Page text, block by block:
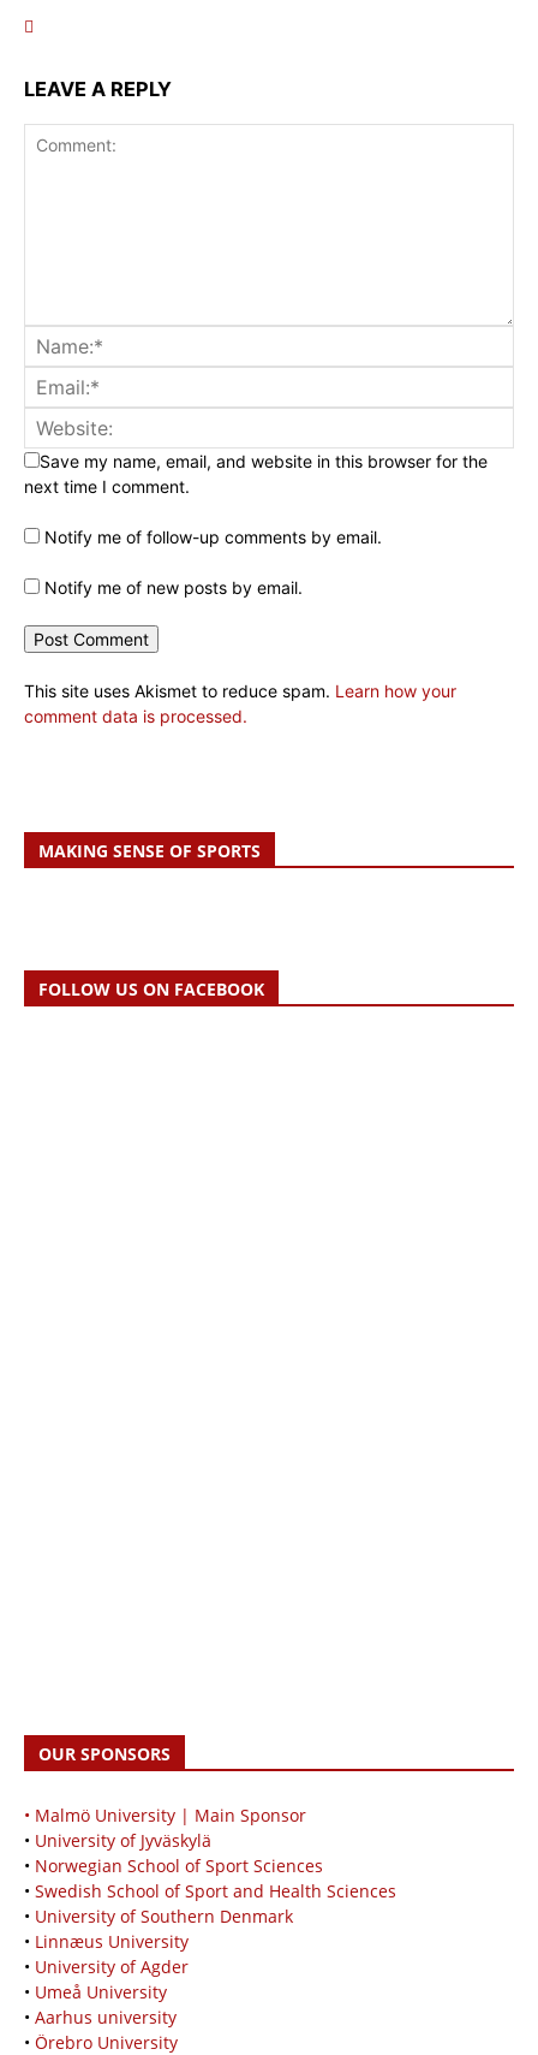
LEAVE A REPLY
Save my name, email, and website in this browser for the
next time I comment.
Notify me of follow-up comments by email.
Notify me of new posts by email.
This site uses Akismet to reduce spam. Learn how your
comment data is processed.
MAKING SENSE OF SPORTS
FOLLOW US ON FACEBOOK
OUR SPONSORS
• Malmö University | Main Sponsor
• University of Jyväskylä
• Norwegian School of Sport Sciences
• Swedish School of Sport and Health Sciences
• University of Southern Denmark
• Linnæus University
• University of Agder
• Umeå University
• Aarhus university
• Örebro University